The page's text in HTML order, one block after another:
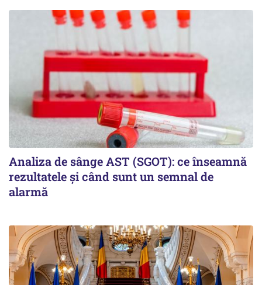
Analiza de sânge AST (SGOT): ce înseamnă
rezultatele și când sunt un semnal de
alarmă